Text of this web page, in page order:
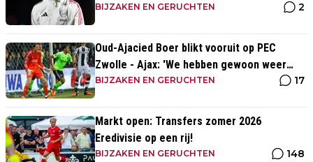
BIJZAKEN EN GERUCHTEN 2
Oud-Ajacied Boer blikt vooruit op PEC
Zwolle - Ajax: 'We hebben gewoon weer
kans tegen Ajax'
BIJZAKEN EN GERUCHTEN 17
Markt open: Transfers zomer 2026
Eredivisie op een rij!
BIJZAKEN EN GERUCHTEN 148